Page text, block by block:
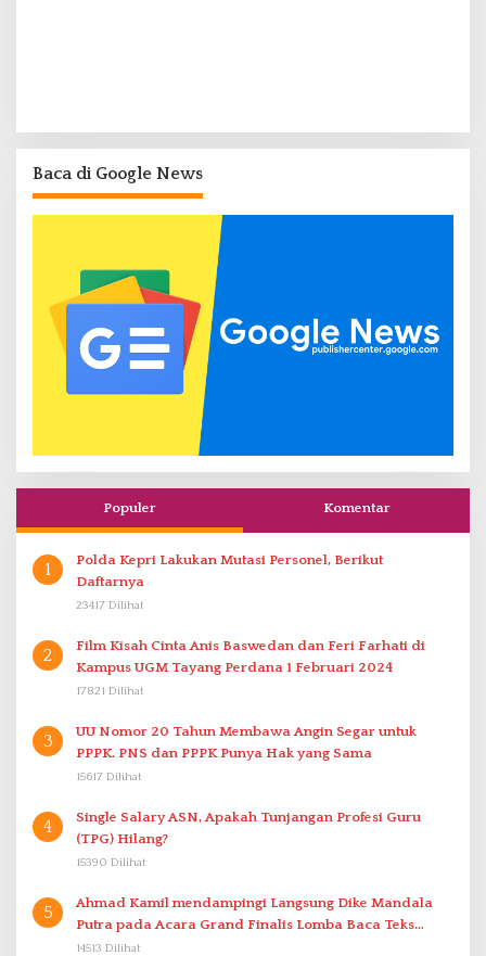
Baca di Google News
Populer Komentar
1
Polda Kepri Lakukan Mutasi Personel, Berikut
Daftarnya
23417 Dilihat
2
Film Kisah Cinta Anis Baswedan dan Feri Farhati di
Kampus UGM Tayang Perdana 1 Februari 2024
17821 Dilihat
3
UU Nomor 20 Tahun Membawa Angin Segar untuk
PPPK. PNS dan PPPK Punya Hak yang Sama
15617 Dilihat
4
Single Salary ASN, Apakah Tunjangan Profesi Guru
(TPG) Hilang?
15390 Dilihat
5
Ahmad Kamil mendampingi Langsung Dike Mandala
Putra pada Acara Grand Finalis Lomba Baca Teks
Proklamasi Mirip Bung Karno di Bali
14513 Dilihat